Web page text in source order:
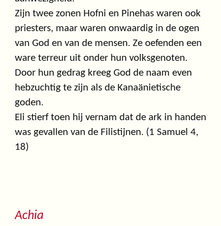
Zijn twee zonen Hofni en Pinehas waren ook
priesters, maar waren onwaardig in de ogen
van God en van de mensen. Ze oefenden een
ware terreur uit onder hun volksgenoten.
Door hun gedrag kreeg God de naam even
hebzuchtig te zijn als de Kanaänietische
goden.
Eli stierf toen hij vernam dat de ark in handen
was gevallen van de Filistijnen. (1 Samuel 4,
18)
Achia